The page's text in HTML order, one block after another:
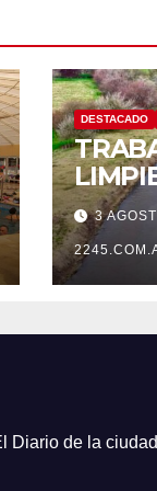
DESTACADO
EN EL
3
Diario de la